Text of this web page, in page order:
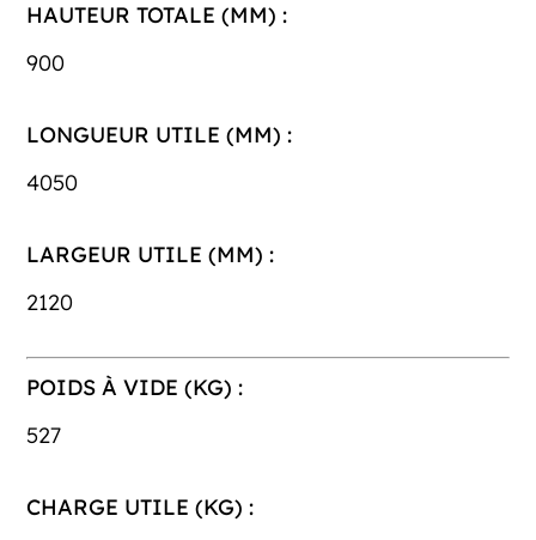
HAUTEUR TOTALE (MM) :
900
LONGUEUR UTILE (MM) :
4050
LARGEUR UTILE (MM) :
2120
POIDS À VIDE (KG) :
527
CHARGE UTILE (KG) :